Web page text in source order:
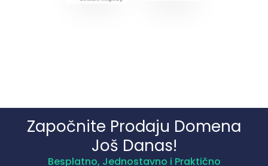
Započnite Prodaju Domena
Još Danas!
Besplatno, Jednostavno i Praktično